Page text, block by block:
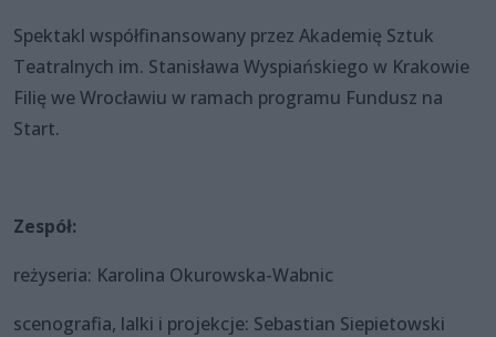
Spektakl współfinansowany przez Akademię Sztuk
Teatralnych im. Stanisława Wyspiańskiego w Krakowie
Filię we Wrocławiu w ramach programu Fundusz na
Start.
Zespół:
reżyseria: Karolina Okurowska-Wabnic
scenografia, lalki i projekcje: Sebastian Siepietowski